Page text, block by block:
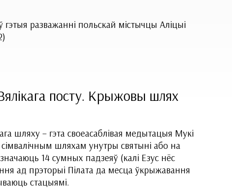
разважанні польскай містычцы Аліцыі
посту. Крыжовы шлях
шляху – гэта своеасаблівая медытацыя Мукі
шляхам унутры святыні або на
14 сумных падзеяў (калі Езус нёс
ад прэторыі Пілата да месца ўкрыжавання
стацыямі.